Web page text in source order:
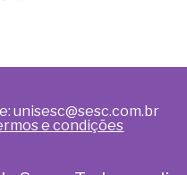
unisesc@sesc.com.br
e condições